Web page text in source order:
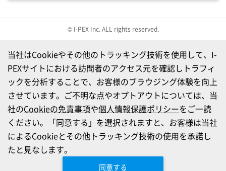
当社はCookieやその他のトラッキング技術を使用して、I-
PEXサイトにおける訪問者のアクセス元を確認しトラフィ
ックを分析することで、お客様のブラウジング体験を向上
させています。ご不明な点やオプトアウトについては、当
社のCookieの免責事項や個人情報保護ポリシーをご一読
ください。「同意する」を選択されますと、お客様は当社
によるCookieとその他トラッキング技術の使用を承諾し
たと見なします。
同意する
© I-PEX Inc. ALL rights reserved.